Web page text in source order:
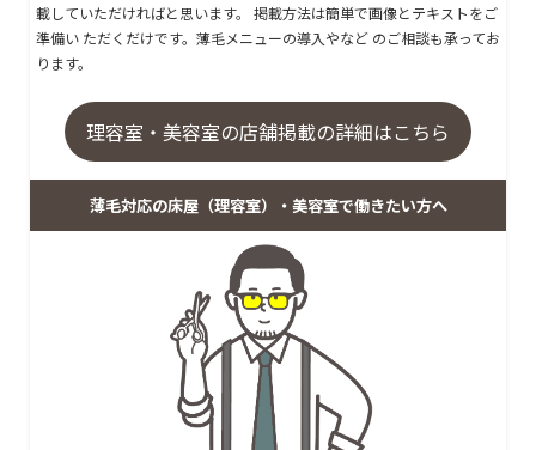
載していただければと思います。 掲載方法は簡単で画像とテキストをご
準備い ただくだけです。薄毛メニューの導入やなど のご相談も承ってお
ります。
理容室・美容室の店舗掲載の詳細はこちら
薄毛対応の床屋（理容室）・美容室で働きたい方へ